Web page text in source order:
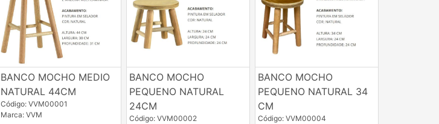
BANCO MOCHO MEDIO
NATURAL 44CM
Código: VVM00001
Marca: VVM
BANCO MOCHO
PEQUENO NATURAL
24CM
Código: VVM00002
BANCO MOCHO
PEQUENO NATURAL 34
CM
Código: VVM00004